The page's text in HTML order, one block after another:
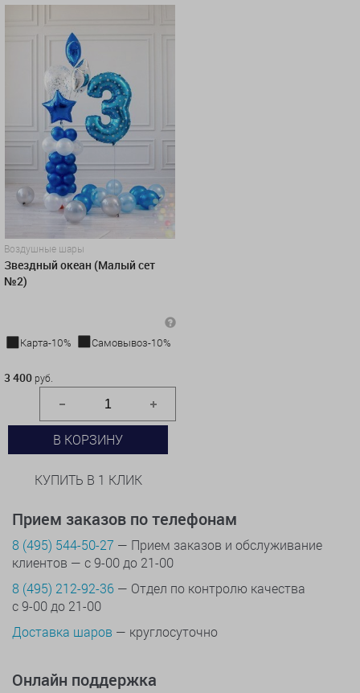
Воздушные шары
Звездный океан (Малый сет
№2)
Карта-10%
Самовывоз-10%
3 400 руб.
В КОРЗИНУ
КУПИТЬ В 1 КЛИК
Прием заказов по телефонам
8 (495) 544-50-27 — Прием заказов и обслуживание
клиентов — с 9-00 до 21-00
8 (495) 212-92-36 — Отдел по контролю качества
с 9-00 до 21-00
Доставка шаров — круглосуточно
Онлайн поддержка